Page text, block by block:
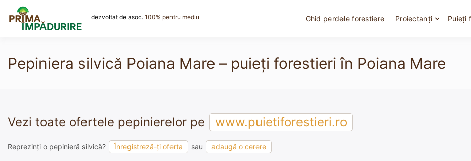
content
dezvoltat de asoc. 100% pentru mediu Ghid perdele forestiere Proiectanți Puieți
Pepiniera silvică Poiana Mare – puieți forestieri în Poiana Mare
Vezi toate ofertele pepinierelor pe www.puietiforestieri.ro
Reprezinți o pepinieră silvică? Înregistreză-ți oferta sau adaugă o cerere